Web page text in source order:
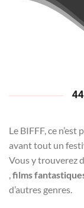
Le BIFFF, ce
avant tout un
Vous y trouverez
films
d’autres genres.